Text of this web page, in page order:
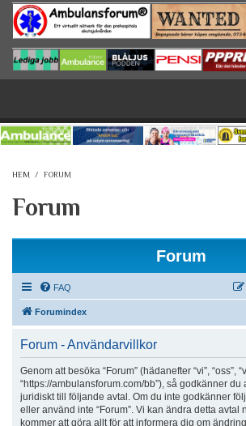
Hoppa till huvudinnehåll
HEM / FORUM
Forum